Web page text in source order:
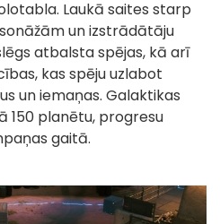
Laukā saites starp
un izstrādātāju
atbalsta spējas, kā arī
kas spēju uzlabot
un iemaņas. Galaktikas
150 planētu, progresu
gaitā.